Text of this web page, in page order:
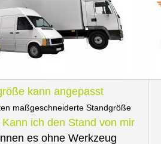
kann angepasst
maßgeschneiderte Standgröße
Kann ich den Stand von mir
es ohne Werkzeug